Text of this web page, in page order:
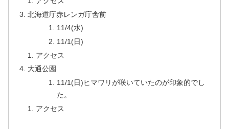
北海道庁赤レンガ庁舎前
11/4(水)
11/1(日)
アクセス
大通公園
11/1(日)ヒマワリが咲いていたのが印象的でし
た。
アクセス